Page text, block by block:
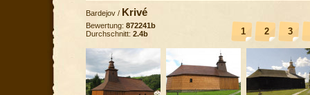
Bardejov / Krivé
1 2 3
Bewertung: 872241b
Durchschnitt: 2.4b